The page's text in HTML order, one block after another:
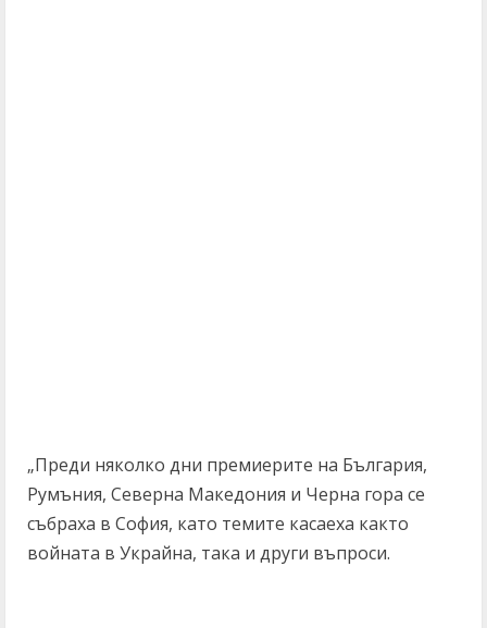
„Преди няколко дни премиерите на България,
Румъния, Северна Македония и Черна гора се
събраха в София, като темите касаеха както
войната в Украйна, така и други въпроси.